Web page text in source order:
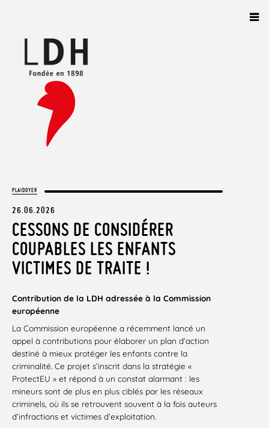
PLAIDOYER
26.06.2026
CESSONS DE CONSIDÉRER
COUPABLES LES ENFANTS
VICTIMES DE TRAITE !
Contribution de la LDH adressée à la Commission
européenne
La Commission européenne a récemment lancé un
appel à contributions pour élaborer un plan d’action
destiné à mieux protéger les enfants contre la
criminalité. Ce projet s’inscrit dans la stratégie «
ProtectEU » et répond à un constat alarmant : les
mineurs sont de plus en plus ciblés par les réseaux
criminels, où ils se retrouvent souvent à la fois auteurs
d’infractions et victimes d’exploitation.